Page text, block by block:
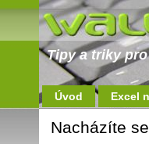
Tipy a triky
Úvod Excel
Nacházíte